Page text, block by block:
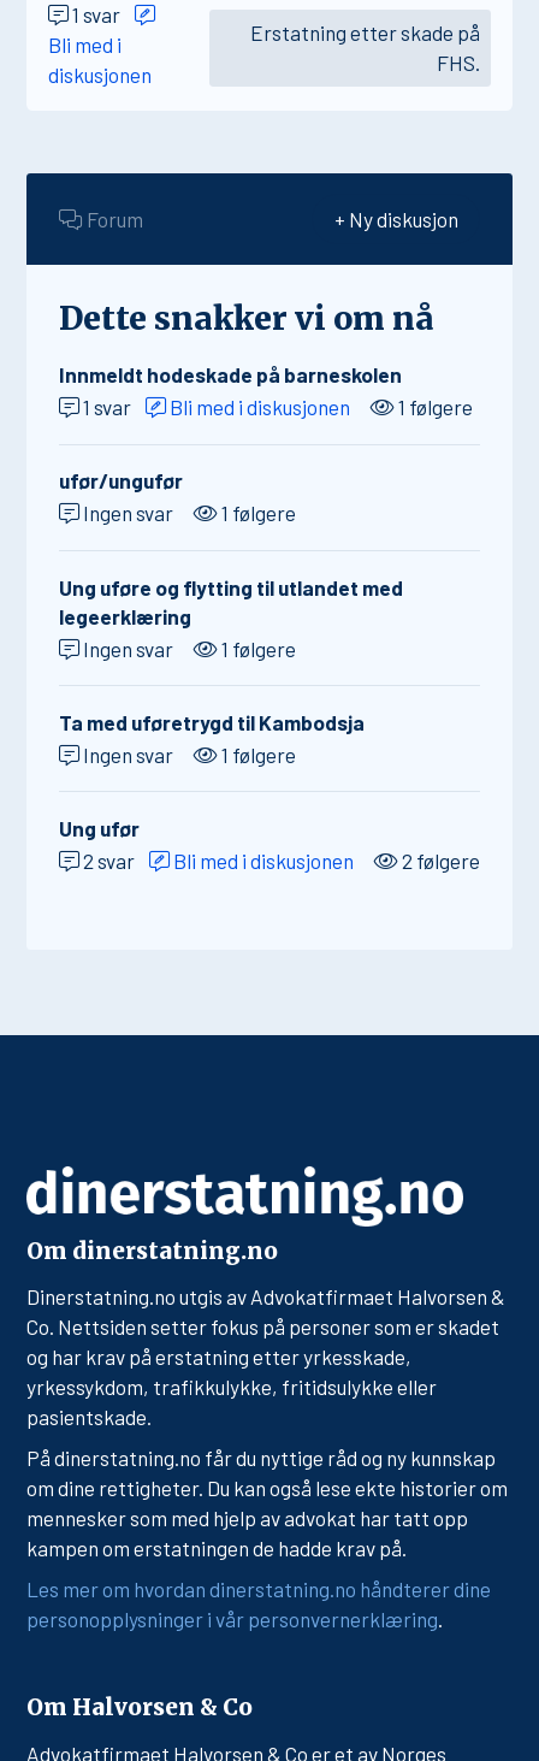
1 svar
Bli med i
diskusjonen
Erstatning etter skade på
FHS.
Forum + Ny diskusjon
Dette snakker vi om nå
Innmeldt hodeskade på barneskolen
1 svar
Bli med i diskusjonen 1 følgere
ufør/ungufør
Ingen svar
1 følgere
Ung uføre og flytting til utlandet med
legeerklæring
Ingen svar
1 følgere
Ta med uføretrygd til Kambodsja
Ingen svar
1 følgere
Ung ufør
2 svar
Bli med i diskusjonen 2 følgere
Om dinerstatning.no
Dinerstatning.no utgis av Advokatfirmaet Halvorsen &
Co. Nettsiden setter fokus på personer som er skadet
og har krav på erstatning etter yrkesskade,
yrkessykdom, trafikkulykke, fritidsulykke eller
pasientskade.
På dinerstatning.no får du nyttige råd og ny kunnskap
om dine rettigheter. Du kan også lese ekte historier om
mennesker som med hjelp av advokat har tatt opp
kampen om erstatningen de hadde krav på.
Les mer om hvordan dinerstatning.no håndterer dine
personopplysninger i vår personvernerklæring
Om Halvorsen & Co
Advokatfirmaet Halvorsen & Co er et av Norges